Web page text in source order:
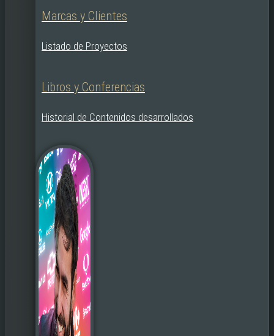
Marcas y Clientes
Listado de Proyectos
Libros y Conferencias
Historial de Contenidos desarrollados